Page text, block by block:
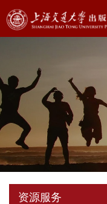
资源服务